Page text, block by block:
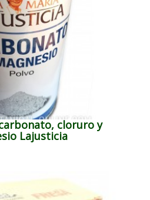
cloruro y
Lajusticia